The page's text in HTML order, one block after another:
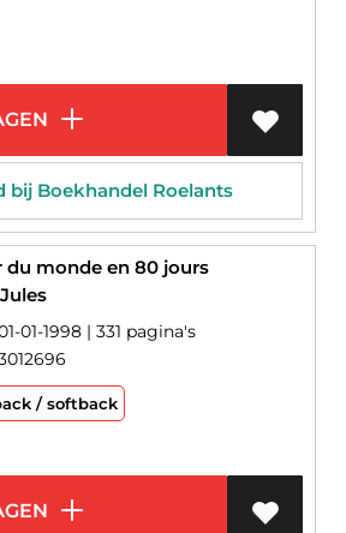
bij Boekhandel Roelants
du monde en 80 jours
01-1998 | 331 pagina's
/ softback